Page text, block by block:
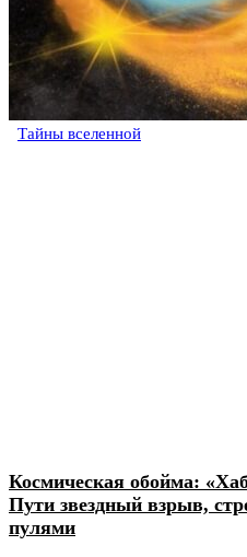
Тайны вселенной
Космическая обойма:
Пути звездный взрыв,
пулями